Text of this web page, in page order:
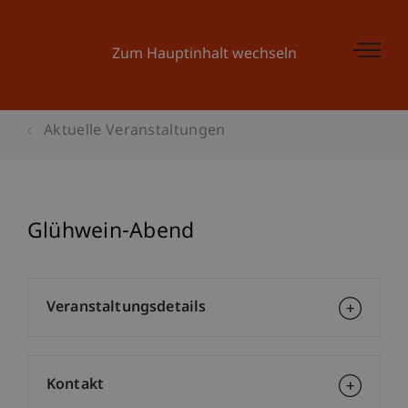
Zum Hauptinhalt wechseln
Aktuelle Veranstaltungen
Glühwein-Abend
Veranstaltungsdetails
Kontakt